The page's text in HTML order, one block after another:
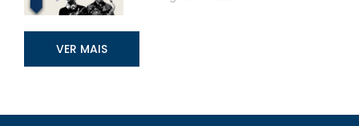
VER MAIS